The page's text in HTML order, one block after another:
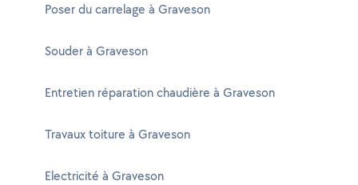
Poser du carrelage à Graveson
Souder à Graveson
Entretien réparation chaudière à Graveson
Travaux toiture à Graveson
Electricité à Graveson